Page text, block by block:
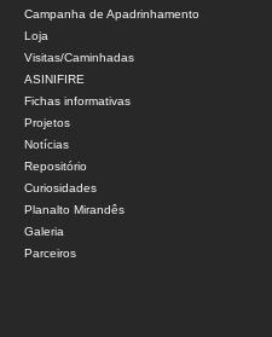
Campanha de Apadrinhamento
Loja
Visitas/Caminhadas
ASINIFIRE
Fichas informativas
Projetos
Notícias
Repositório
Curiosidades
Planalto Mirandês
Galeria
Parceiros